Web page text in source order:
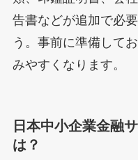
告書などが追加で必
う。事前に準備して
みやすくなります。
日本中小企業金融
は？